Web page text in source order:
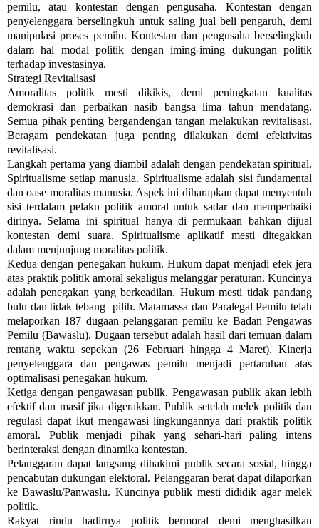
pemilu, atau kontestan dengan pengusaha. Kontestan dengan
penyelenggara berselingkuh untuk saling jual beli pengaruh, demi
manipulasi proses pemilu. Kontestan dan pengusaha berselingkuh
dalam hal modal politik dengan iming-iming dukungan politik
terhadap investasinya.
Strategi Revitalisasi
Amoralitas politik mesti dikikis, demi peningkatan kualitas
demokrasi dan perbaikan nasib bangsa lima tahun mendatang.
Semua pihak penting bergandengan tangan melakukan revitalisasi.
Beragam pendekatan juga penting dilakukan demi efektivitas
revitalisasi.
Langkah pertama yang diambil adalah dengan pendekatan spiritual.
Spiritualisme setiap manusia. Spiritualisme adalah sisi fundamental
dan oase moralitas manusia. Aspek ini diharapkan dapat menyentuh
sisi terdalam pelaku politik amoral untuk sadar dan memperbaiki
dirinya. Selama ini spiritual hanya di permukaan bahkan dijual
kontestan demi suara. Spiritualisme aplikatif mesti ditegakkan
dalam menjunjung moralitas politik.
Kedua dengan penegakan hukum. Hukum dapat menjadi efek jera
atas praktik politik amoral sekaligus melanggar peraturan. Kuncinya
adalah penegakan yang berkeadilan. Hukum mesti tidak pandang
bulu dan tidak tebang pilih. Matamassa dan Paralegal Pemilu telah
melaporkan 187 dugaan pelanggaran pemilu ke Badan Pengawas
Pemilu (Bawaslu). Dugaan tersebut adalah hasil dari temuan dalam
rentang waktu sepekan (26 Februari hingga 4 Maret). Kinerja
penyelenggara dan pengawas pemilu menjadi pertaruhan atas
optimalisasi penegakan hukum.
Ketiga dengan pengawasan publik. Pengawasan publik akan lebih
efektif dan masif jika digerakkan. Publik setelah melek politik dan
regulasi dapat ikut mengawasi lingkungannya dari praktik politik
amoral. Publik menjadi pihak yang sehari-hari paling intens
berinteraksi dengan dinamika kontestan.
Pelanggaran dapat langsung dihakimi publik secara sosial, hingga
pencabutan dukungan elektoral. Pelanggaran berat dapat dilaporkan
ke Bawaslu/Panwaslu. Kuncinya publik mesti dididik agar melek
politik.
Rakyat rindu hadirnya politik bermoral demi menghasilkan